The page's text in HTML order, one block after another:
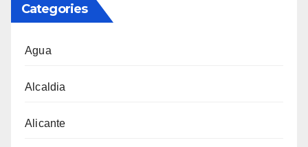
Categories
Agua
Alcaldia
Alicante